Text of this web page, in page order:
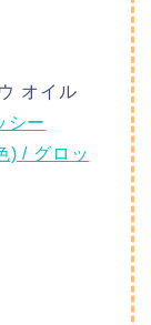
オイル
シー
) / グロッ